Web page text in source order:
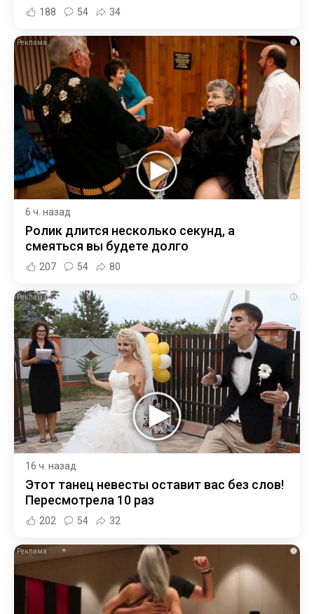
188 54 34
i
6 ч. назад
Ролик длится несколько секунд, а
смеяться вы будете долго
207 54 80
i
16 ч. назад
Этот танец невесты оставит вас без слов!
Пересмотрела 10 раз
202 54 32
i